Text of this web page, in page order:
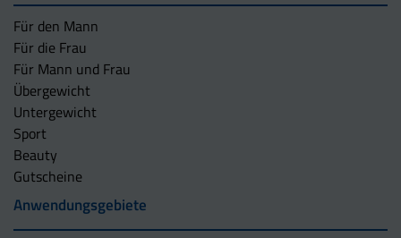
Für den Mann
Für die Frau
Für Mann und Frau
Übergewicht
Untergewicht
Sport
Beauty
Gutscheine
Anwendungsgebiete